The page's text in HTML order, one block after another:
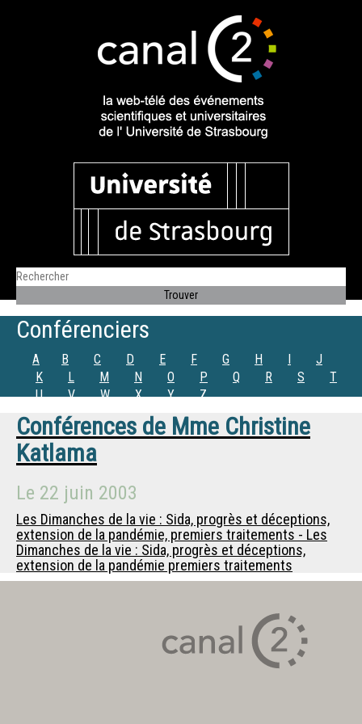
Conférenciers
A B C D E F G H I
J
K
L M N O P Q R S
T
U
V W X Y Z
Conférences de Mme Christine
Katlama
Le 22 juin 2003
Les Dimanches de la vie : Sida, progrès et déceptions,
extension de la pandémie, premiers traitements - Les
Dimanches de la vie : Sida, progrès et déceptions,
extension de la pandémie premiers traitements